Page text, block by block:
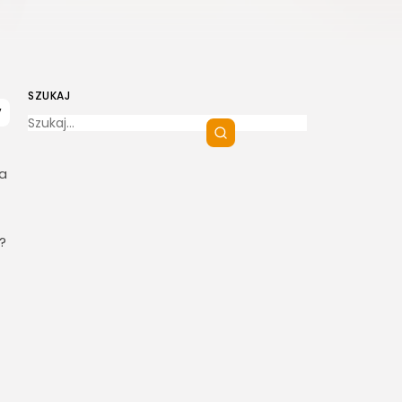
SZUKAJ